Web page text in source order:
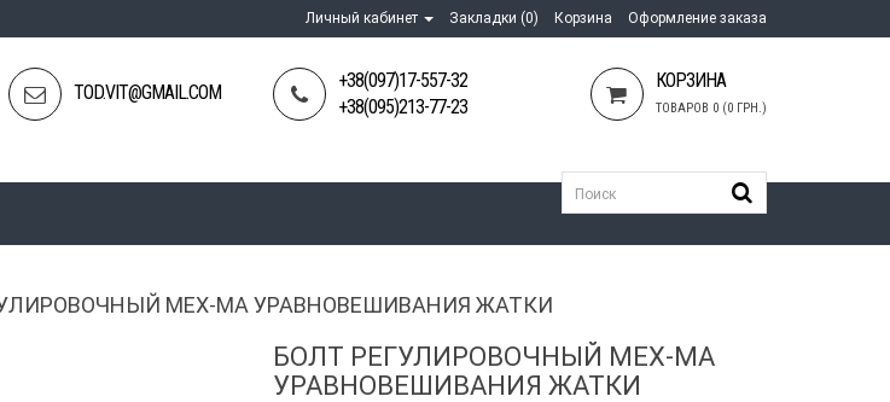
Личный кабинет Закладки (0) Корзина Оформление заказа
TOD.VIT@GMAIL.COM
+38(097)17-557-32
+38(095)213-77-23
КОРЗИНА
ТОВАРОВ 0 (0 ГРН.)
МЕХ-МА УРАВНОВЕШИВАНИЯ ЖАТКИ
БОЛТ РЕГУЛИРОВОЧНЫЙ МЕХ-МА
УРАВНОВЕШИВАНИЯ ЖАТКИ